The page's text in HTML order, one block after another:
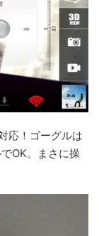
応！ゴーグルは
OK。まさに操